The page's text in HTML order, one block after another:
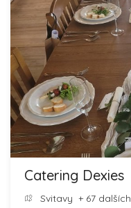
Catering Dexies
Svitavy + 67 dalších